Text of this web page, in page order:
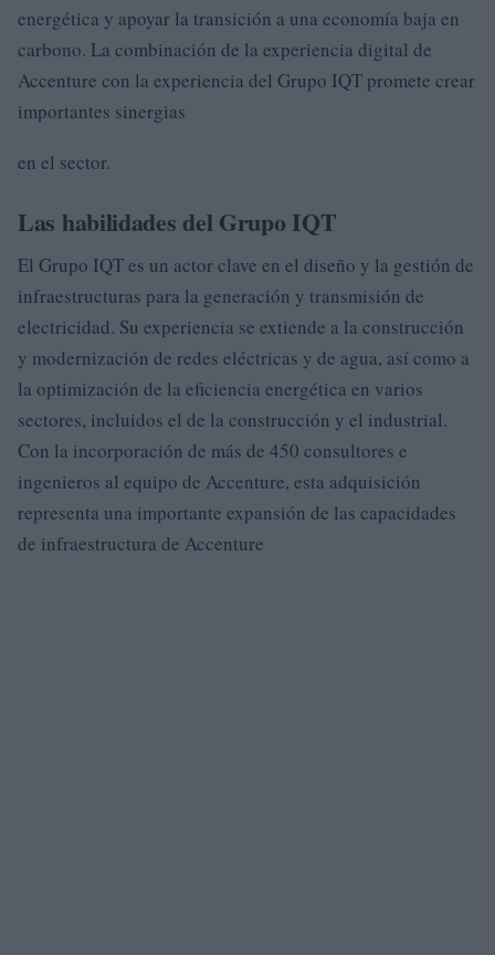
energética y apoyar la transición a una economía baja en
carbono. La combinación de la experiencia digital de
Accenture con la experiencia del Grupo IQT promete crear
importantes sinergias
en el sector.
Las habilidades del Grupo IQT
El Grupo IQT es un actor clave en el diseño y la gestión de
infraestructuras para la generación y transmisión de
electricidad. Su experiencia se extiende a la construcción
y modernización de redes eléctricas y de agua, así como a
la optimización de la eficiencia energética en varios
sectores, incluidos el de la construcción y el industrial.
Con la incorporación de más de 450 consultores e
ingenieros al equipo de Accenture, esta adquisición
representa una importante expansión de las capacidades
de infraestructura de Accenture